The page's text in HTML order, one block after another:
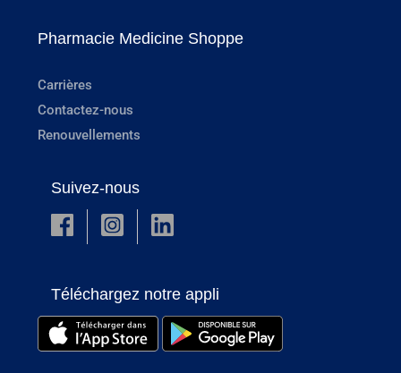
Pharmacie Medicine Shoppe
Carrières
Contactez-nous
Renouvellements
Suivez-nous
Téléchargez notre appli